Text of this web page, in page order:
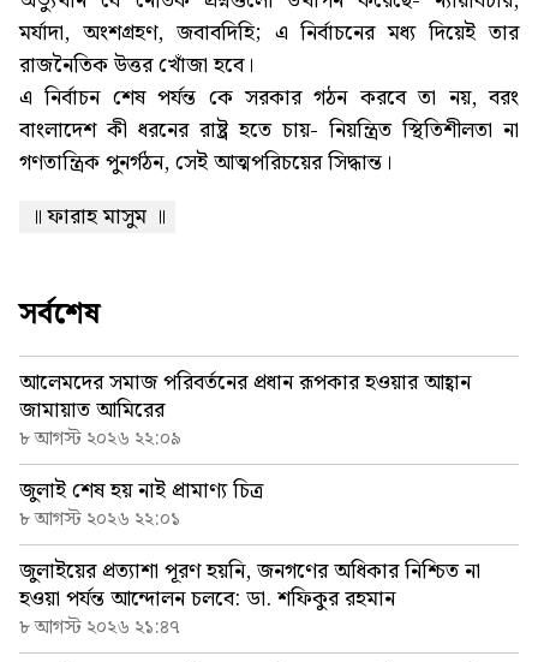
মর্যাদা, অংশগ্রহণ, জবাবদিহি; এ নির্বাচনের মধ্য দিয়েই তার
রাজনৈতিক উত্তর খোঁজা হবে।
এ নির্বাচন শেষ পর্যন্ত কে সরকার গঠন করবে তা নয়, বরং
বাংলাদেশ কী ধরনের রাষ্ট্র হতে চায়- নিয়ন্ত্রিত স্থিতিশীলতা না
গণতান্ত্রিক পুনর্গঠন, সেই আত্মপরিচয়ের সিদ্ধান্ত।
॥ ফারাহ মাসুম ॥
সর্বশেষ
আলেমদের সমাজ পরিবর্তনের প্রধান রূপকার হওয়ার আহ্বান
জামায়াত আমিরের
৮ আগস্ট ২০২৬ ২২:০৯
জুলাই শেষ হয় নাই প্রামাণ্য চিত্র
৮ আগস্ট ২০২৬ ২২:০১
জুলাইয়ের প্রত্যাশা পূরণ হয়নি, জনগণের অধিকার নিশ্চিত না
হওয়া পর্যন্ত আন্দোলন চলবে: ডা. শফিকুর রহমান
৮ আগস্ট ২০২৬ ২১:৪৭